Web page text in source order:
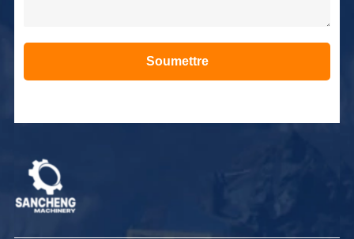
Soumettre